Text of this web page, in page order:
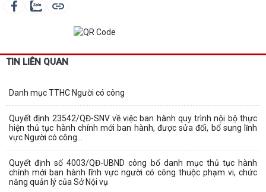
TIN LIÊN QUAN
Danh mục TTHC Người có công
Quyết định 23542/QĐ-SNV về việc ban hành quy trình nội bộ thực
hiện thủ tục hành chính mới ban hành, được sửa đổi, bổ sung lĩnh
vực Người có công...
Quyết định số 4003/QĐ-UBND công bố danh mục thủ tục hành
chính mới ban hành lĩnh vực người có công thuộc phạm vi, chức
năng quản lý của Sở Nội vụ